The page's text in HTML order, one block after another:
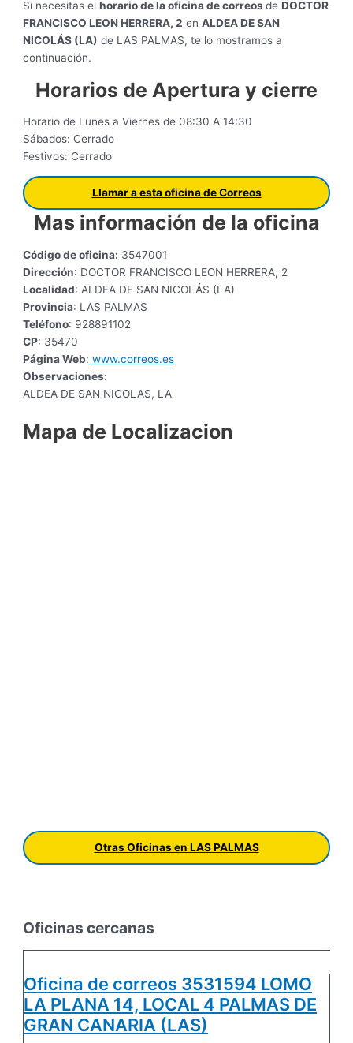
Si necesitas elhorario de la oficina de correosdeDOCTOR
FRANCISCO LEON HERRERA, 2 enALDEA DE SAN
NICOLÁS (LA) de LAS PALMAS, te lo mostramos a
continuación.
Horarios de Apertura y cierre
Horario de Lunes a Viernes de 08:30 A 14:30
Sábados: Cerrado
Festivos: Cerrado
Llamar a esta oficina de Correos
Mas información de la oficina
Código de oficina: 3547001
Dirección: DOCTOR FRANCISCO LEON HERRERA, 2
Localidad: ALDEA DE SAN NICOLÁS (LA)
Provincia: LAS PALMAS
Teléfono: 928891102
CP: 35470
Página Web: www.correos.es
Observaciones:
ALDEA DE SAN NICOLAS, LA
Mapa de Localizacion
Otras Oficinas en LAS PALMAS
Oficinas cercanas
Oficina de correos 3531594 LOMO
LA PLANA 14, LOCAL 4 PALMAS DE
GRAN CANARIA (LAS)